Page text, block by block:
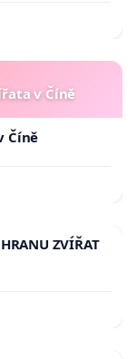
v Číně
Číně
ZVÍŘAT